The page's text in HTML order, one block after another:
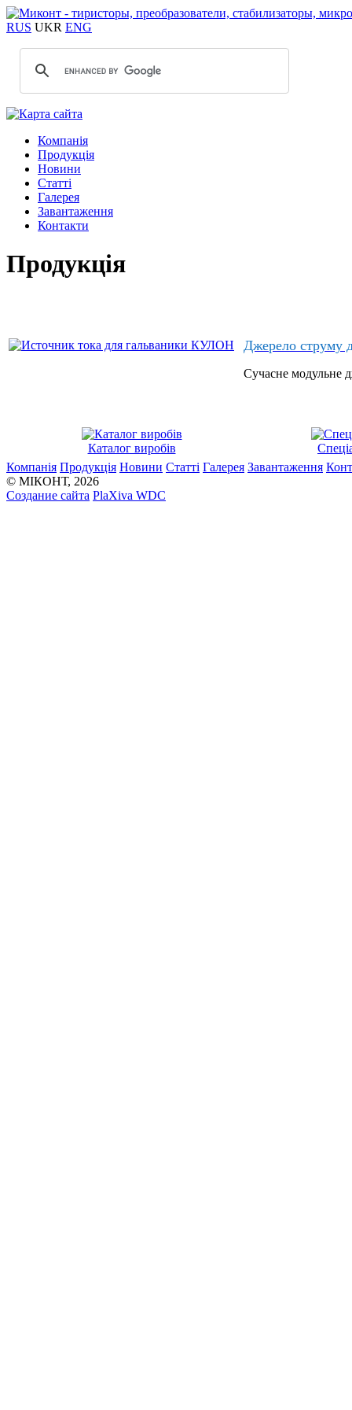
RUS UKR ENG
Компанія
Продукція
Новини
Статті
Галерея
Завантаження
Контакти
Продукція
Джерело струму
Сучасне модульне
Каталог виробів
Компанія Продукція Новини Статті Галерея Завантаження
© МІКОНТ, 2026
Создание сайта PlaXiva WDC